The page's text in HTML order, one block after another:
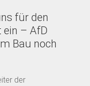
für den
– AfD
Bau noch
der